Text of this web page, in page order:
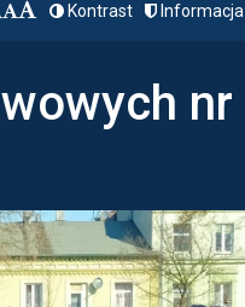
Kontrast
nr